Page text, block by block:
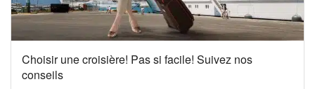
Choisir une croisière! Pas si facile! Suivez nos
conseils